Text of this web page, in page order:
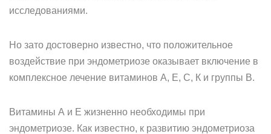
исследованиями.
Но зато достоверно известно, что положительное
воздействие при эндометриозе оказывает включение в
комплексное лечение витаминов А, Е, С, К и группы В.
Витамины А и Е жизненно необходимы при
эндометриозе. Как известно, к развитию эндометриоза